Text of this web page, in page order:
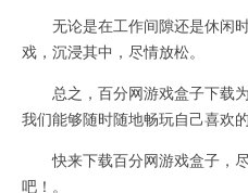
无论是在工作间隙还是休闲
戏，沉浸其中，尽情放松。
总之，百分网游戏盒子下载为
我们能够随时随地畅玩自己喜欢的
快来下载百分网游戏盒子，
吧！。